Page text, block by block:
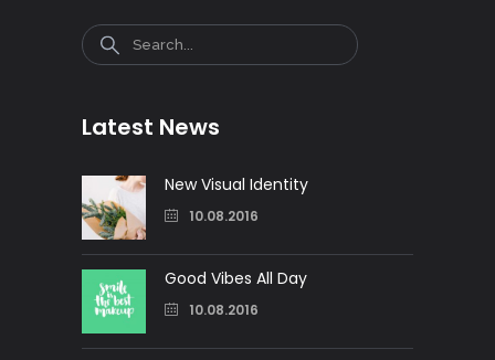
Search
Latest News
New Visual Identity
10.08.2016
Good Vibes All Day
10.08.2016